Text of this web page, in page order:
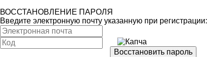
ВОССТАНОВЛЕНИЕ ПАРОЛЯ
Введите электронную почту указанную при регистрации: